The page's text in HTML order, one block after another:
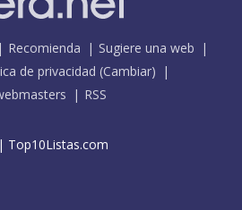
Recomienda
Sugiere una web
de privacidad (Cambiar)
RSS
| Top10Listas.com